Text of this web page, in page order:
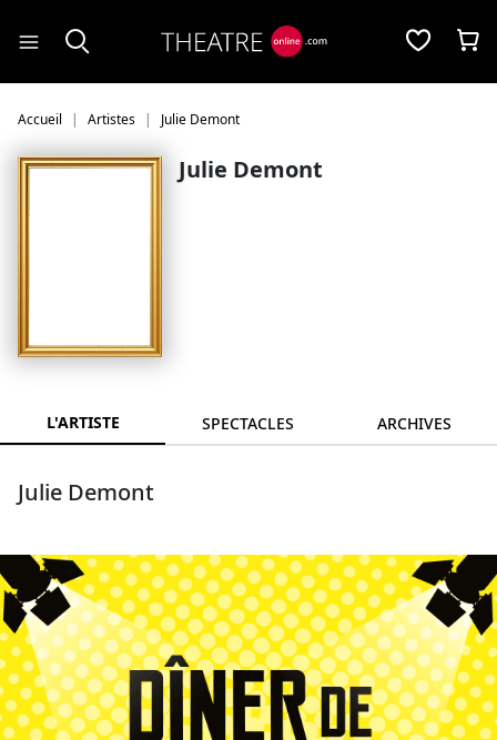
Accueil Artistes Julie Demont
Julie Demont
L'ARTISTE SPECTACLES ARCHIVES
Julie Demont